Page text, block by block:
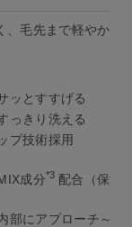
、毛先まで軽やかに
ッとすすげる
っきり洗える
プ技術採用
成分*3 配合（保湿
部にアプローチ～